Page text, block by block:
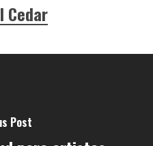
Cedar
Post